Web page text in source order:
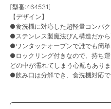
[型番:464531]
【デザイン】
●食洗機に対応した超軽量コンパク
●ステンレス製魔法びん構造だか
●ワンタッチオープンで誰でも簡単
●ロックリング付きなので、持ち
どの中が濡れてしまう心配もありま
●飲み口は分解でき、食洗機対応で
【スペック】